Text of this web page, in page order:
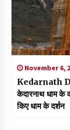
November 6,
Kedarnath Doors
केदारनाथ धाम के
किए धाम के दर्शन